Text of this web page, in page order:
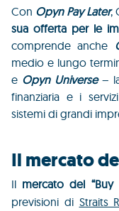
Con Opyn Pay Later,
sua offerta per le
comprende anche
medio e lungo
e Opyn Universe–
finanziaria e i
sistemi di grandi
Il mercato
Il mercato del “Buy
previsioni di Straits